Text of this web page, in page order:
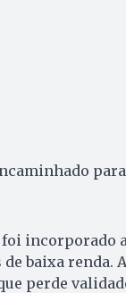
foi incorporado
baixa renda.
perde